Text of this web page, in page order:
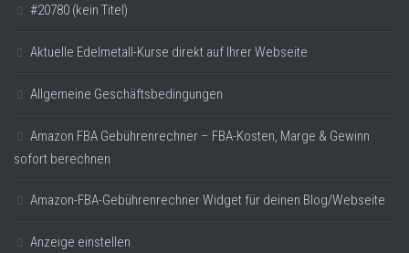
#20780 (kein Titel)
Aktuelle Edelmetall-Kurse direkt auf Ihrer Webseite
Allgemeine Geschäftsbedingungen
Amazon FBA Gebührenrechner – FBA-Kosten, Marge & Gewinn
sofort berechnen
Amazon-FBA-Gebührenrechner Widget für deinen Blog/Webseite
Anzeige einstellen